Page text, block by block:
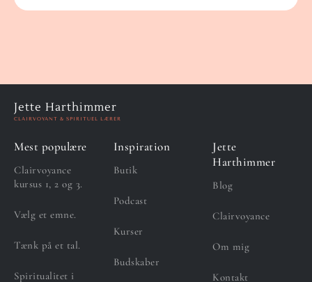
Jette Harthimmer
CLAIRVOYANT & SPIRITUEL LÆRER
Mest populære
Clairvoyance
kursus 1, 2 og 3.
Vælg et emne.
Tænk på et tal.
Spiritualitet i
Inspiration
Butik
Podcast
Kurser
Budskaber
Jette
Harthimmer
Blog
Clairvoyance
Om mig
Kontakt